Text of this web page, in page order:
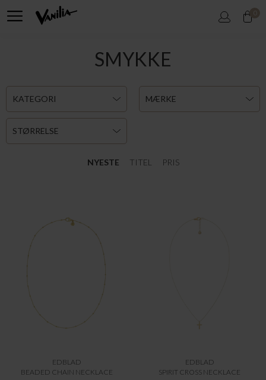
0
SMYKKE
KATEGORI MÆRKE
STØRRELSE
NYESTE TITEL PRIS
EDBLAD
BEADED CHAIN NECKLACE
EDBLAD
SPIRIT CROSS NECKLACE